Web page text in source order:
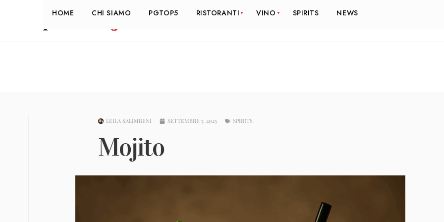
HOME CHI SIAMO PGTOP5 RISTORANTI VINO SPIRITS NEWS
LEILA SALIMBENI SETTEMBRE 7, 2025 SPIRITS
Mojito